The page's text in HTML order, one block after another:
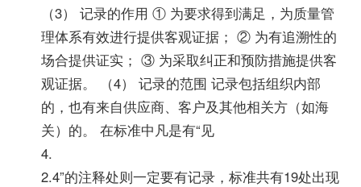
（3） 记录的作用 ① 为要求得到满足，为质量管
理体系有效进行提供客观证据； ② 为有追溯性的
场合提供证实； ③ 为采取纠正和预防措施提供客
观证据。 （4） 记录的范围 记录包括组织内部
的，也有来自供应商、客户及其他相关方（如海
关）的。 在标准中凡是有“见
4.
2.4”的注释处则一定要有记录，标准共有19处出现